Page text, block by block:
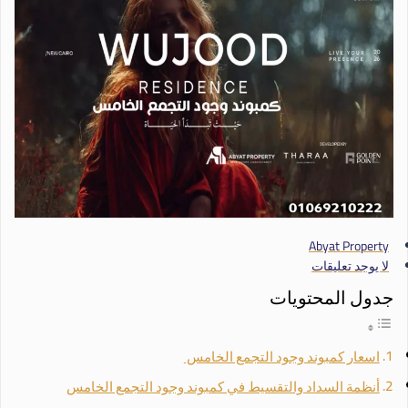
Abyat Property
لا يوجد تعليقات
جدول المحتويات
اسعار كمبوند وجود التجمع الخامس
أنظمة السداد والتقسيط في كمبوند وجود التجمع الخامس